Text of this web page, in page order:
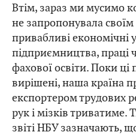
Втім, зараз ми мусимо
не запропонувала
привабливі економічні
підприємництва, праці
фахової освіти. Поки
вирішені, наша країна
експортером трудових
рук і мізків
звіті НБУ зазначають,